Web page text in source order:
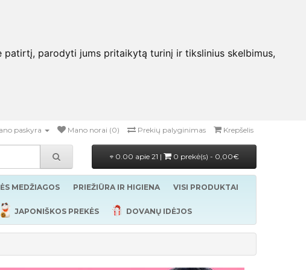
patirtį, parodyti jums pritaikytą turinį ir tikslinius skelbimus,
paskyra Mano norai (0) Prekių palyginimas Krepšelis
0.00 apie 21 | 0 prekė(s) - 0,00€
MEDŽIAGOS PRIEŽIŪRA IR HIGIENA VISI PRODUKTAI
JAPONIŠKOS PREKĖS DOVANŲ IDĖJOS